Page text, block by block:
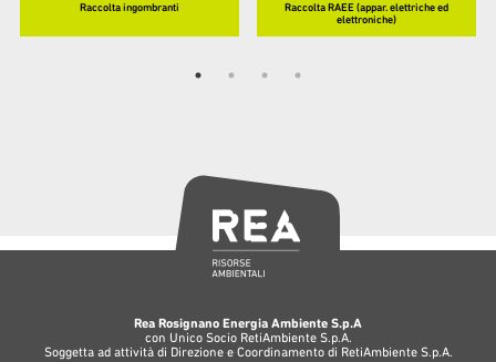
Raccolta ingombranti
Raccolta RAEE (appar. elettriche ed
elettroniche)
Rea Rosignano Energia Ambiente S.p.A
con Unico Socio RetiAmbiente S.p.A.
Soggetta ad attività di Direzione e Coordinamento di RetiAmbiente S.p.A.